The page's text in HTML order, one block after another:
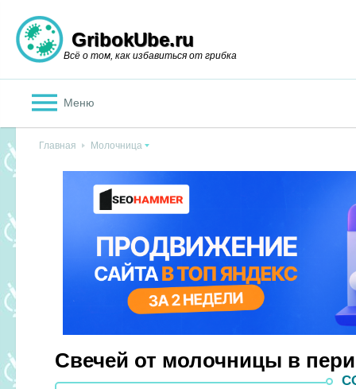
GribokUbe.ru
Всё о том, как избавиться от грибка
Меню
Главная Молочница
Свечей от молочницы в